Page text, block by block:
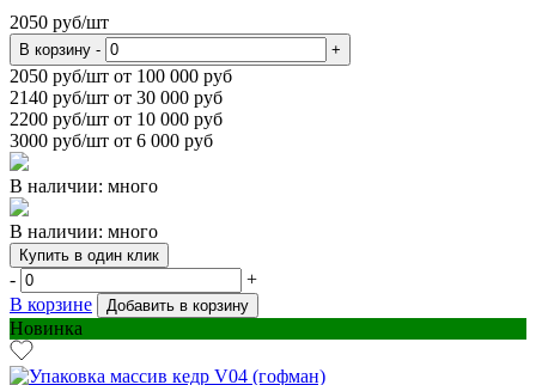
2050 руб/шт
В корзину - +
2050 руб/шт от 100 000 руб
2140 руб/шт от 30 000 руб
2200 руб/шт от 10 000 руб
3000 руб/шт от 6 000 руб
В наличии: много
В наличии: много
Купить в один клик
-
+
В корзине
Добавить в корзину
Новинка